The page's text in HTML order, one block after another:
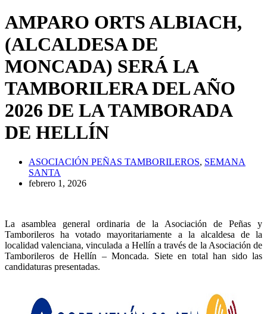
AMPARO ORTS ALBIACH,
(ALCALDESA DE
MONCADA) SERÁ LA
TAMBORILERA DEL AÑO
2026 DE LA TAMBORADA
DE HELLÍN
ASOCIACIÓN PEÑAS TAMBORILEROS, SEMANA
SANTA
febrero 1, 2026
La asamblea general ordinaria de la Asociación de Peñas y
Tamborileros ha votado mayoritariamente a la alcaldesa de la
localidad valenciana, vinculada a Hellín a través de la Asociación de
Tamborileros de Hellín – Moncada. Siete en total han sido las
candidaturas presentadas.